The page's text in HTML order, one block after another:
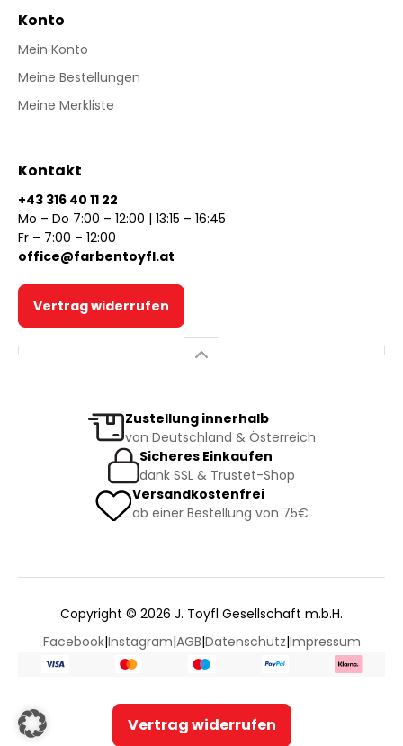
Konto
Mein Konto
Meine Bestellungen
Meine Merkliste
Kontakt
+43 316 40 11 22
Mo – Do 7:00 – 12:00 | 13:15 – 16:45
Fr – 7:00 – 12:00
office@farbentoyfl.at
Vertrag widerrufen
Zustellung innerhalb
von Deutschland & Österreich
Sicheres Einkaufen
dank SSL & Trustet-Shop
Versandkostenfrei
ab einer Bestellung von 75€
Copyright © 2026 J. Toyfl Gesellschaft m.b.H.
Facebook|Instagram|AGB|Datenschutz|Impressum
Vertrag widerrufen